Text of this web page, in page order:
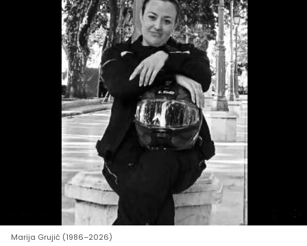
Marija Grujić (1986–2026)